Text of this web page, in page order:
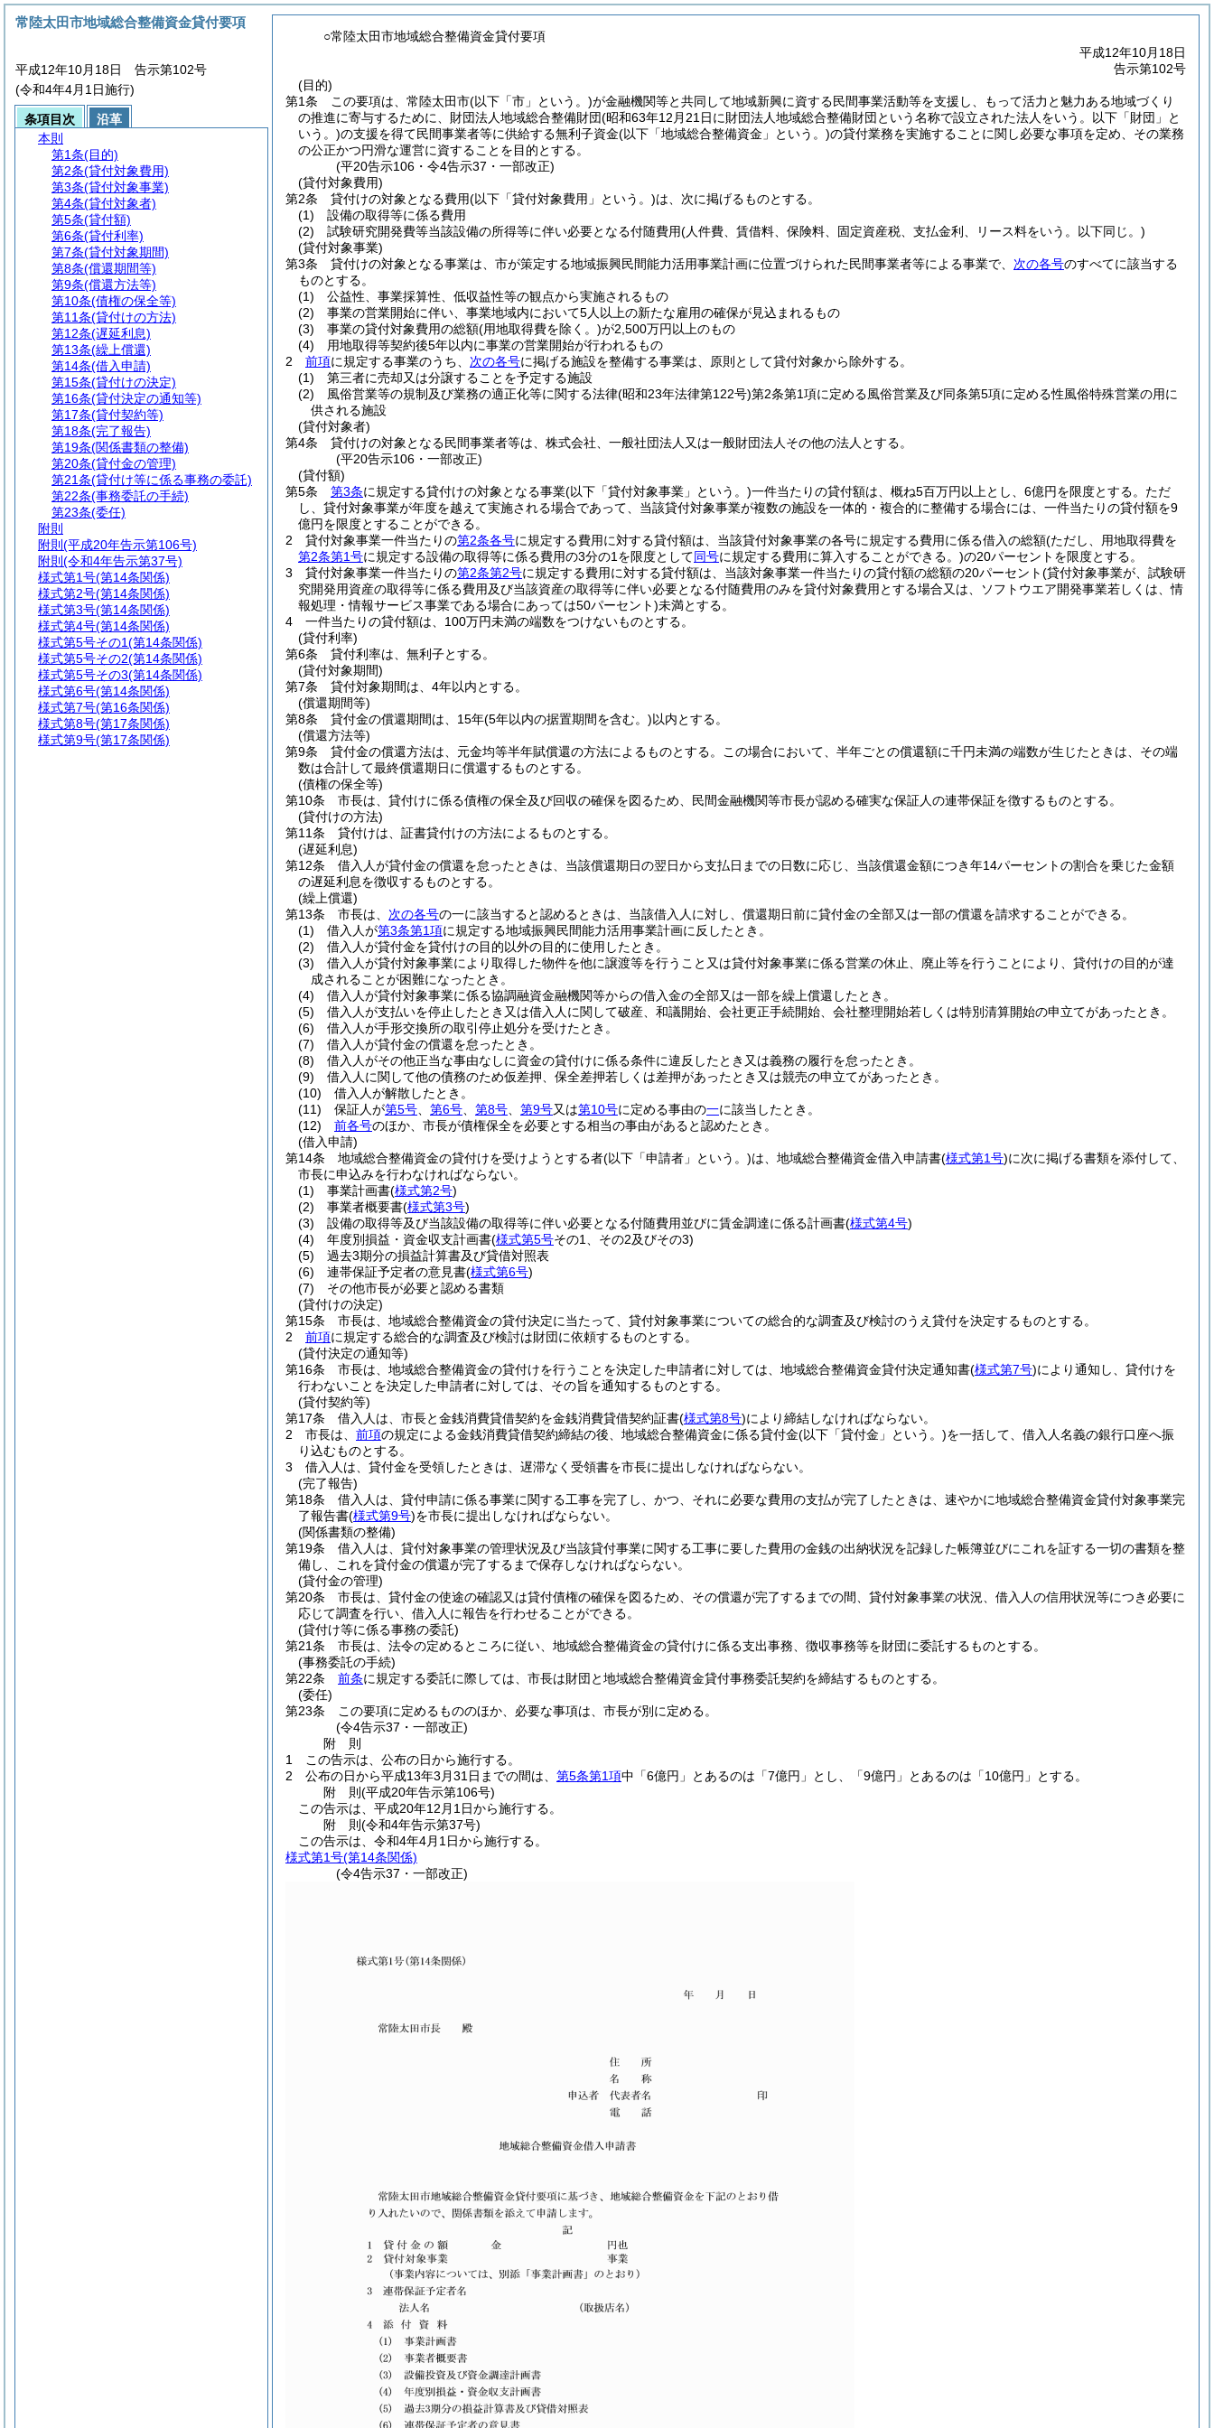
○常陸太田市地域総合整備資金貸付要項
平成12年10月18日
告示第102号
(目的)
第1条
この要項は、常陸太田市(以下「市」という。)が金融機関等と共同して地域新興に資する民間事業活動等を支援し、もって活力と魅力ある地域づくり
の推進に寄与するために、財団法人地域総合整備財団(昭和63年12月21日に財団法人地域総合整備財団という名称で設立された法人をいう。以下「財団」と
いう。)の支援を得て民間事業者等に供給する無利子資金(以下「地域総合整備資金」という。)の貸付業務を実施することに関し必要な事項を定め、その業務
の公正かつ円滑な運営に資することを目的とする。
(平20告示106・令4告示37・一部改正)
(貸付対象費用)
第2条
貸付けの対象となる費用(以下「貸付対象費用」という。)は、次に掲げるものとする。
(1)
設備の取得等に係る費用
(2)
試験研究開発費等当該設備の所得等に伴い必要となる付随費用(人件費、賃借料、保険料、固定資産税、支払金利、リース料をいう。以下同じ。)
(貸付対象事業)
第3条
貸付けの対象となる事業は、市が策定する地域振興民間能力活用事業計画に位置づけられた民間事業者等による事業で、 次の各号のすべてに該当する
ものとする。
(1)
公益性、事業採算性、低収益性等の観点から実施されるもの
(2)
事業の営業開始に伴い、事業地域内において5人以上の新たな雇用の確保が見込まれるもの
(3)
事業の貸付対象費用の総額(用地取得費を除く。)が2,500万円以上のもの
(4)
用地取得等契約後5年以内に事業の営業開始が行われるもの
2
前項に規定する事業のうち、 次の各号に掲げる施設を整備する事業は、原則として貸付対象から除外する。
(1)
第三者に売却又は分譲することを予定する施設
(2)
風俗営業等の規制及び業務の適正化等に関する法律(昭和23年法律第122号)第2条第1項に定める風俗営業及び同条第5項に定める性風俗特殊営業の用に
供される施設
(貸付対象者)
第4条
貸付けの対象となる民間事業者等は、株式会社、一般社団法人又は一般財団法人その他の法人とする。
(平20告示106・一部改正)
(貸付額)
第5条
第3条に規定する貸付けの対象となる事業(以下「貸付対象事業」という。)一件当たりの貸付額は、概ね5百万円以上とし、6億円を限度とする。 ただ
し、貸付対象事業が年度を越えて実施される場合であって、当該貸付対象事業が複数の施設を一体的・複合的に整備する場合には、一件当たりの貸付額を9
億円を限度とすることができる。
2
貸付対象事業一件当たりの第2条各号に規定する費用に対する貸付額は、当該貸付対象事業の各号に規定する費用に係る借入の総額(ただし、用地取得費を
第2条第1号に規定する設備の取得等に係る費用の3分の1を限度として同号に規定する費用に算入することができる。)の20パーセントを限度とする。
3
貸付対象事業一件当たりの第2条第2号に規定する費用に対する貸付額は、当該対象事業一件当たりの貸付額の総額の20パーセント(貸付対象事業が、試験研
究開発用資産の取得等に係る費用及び当該資産の取得等に伴い必要となる付随費用のみを貸付対象費用とする場合又は、ソフトウエア開発事業若しくは、情
報処理・情報サービス事業である場合にあっては50パーセント)未満とする。
4
一件当たりの貸付額は、100万円未満の端数をつけないものとする。
(貸付利率)
第6条
貸付利率は、無利子とする。
(貸付対象期間)
第7条
貸付対象期間は、4年以内とする。
(償還期間等)
第8条
貸付金の償還期間は、15年(5年以内の据置期間を含む。)以内とする。
(償還方法等)
第9条
貸付金の償還方法は、元金均等半年賦償還の方法によるものとする。
この場合において、半年ごとの償還額に千円未満の端数が生じたときは、その端
数は合計して最終償還期日に償還するものとする。
(債権の保全等)
第10条
市長は、貸付けに係る債権の保全及び回収の確保を図るため、民間金融機関等市長が認める確実な保証人の連帯保証を徴するものとする。
(貸付けの方法)
第11条
貸付けは、証書貸付けの方法によるものとする。
(遅延利息)
第12条
借入人が貸付金の償還を怠ったときは、当該償還期日の翌日から支払日までの日数に応じ、当該償還金額につき年14パーセントの割合を乗じた金額
の遅延利息を徴収するものとする。
(繰上償還)
第13条
市長は、 次の各号の一に該当すると認めるときは、当該借入人に対し、償還期日前に貸付金の全部又は一部の償還を請求することができる。
(1)
借入人が第3条第1項に規定する地域振興民間能力活用事業計画に反したとき。
(2)
借入人が貸付金を貸付けの目的以外の目的に使用したとき。
(3)
借入人が貸付対象事業により取得した物件を他に譲渡等を行うこと又は貸付対象事業に係る営業の休止、廃止等を行うことにより、貸付けの目的が達
成されることが困難になったとき。
(4)
借入人が貸付対象事業に係る協調融資金融機関等からの借入金の全部又は一部を繰上償還したとき。
(5)
借入人が支払いを停止したとき又は借入人に関して破産、和議開始、会社更正手続開始、会社整理開始若しくは特別清算開始の申立てがあったとき。
(6)
借入人が手形交換所の取引停止処分を受けたとき。
(7)
借入人が貸付金の償還を怠ったとき。
(8)
借入人がその他正当な事由なしに資金の貸付けに係る条件に違反したとき又は義務の履行を怠ったとき。
(9)
借入人に関して他の債務のため仮差押、保全差押若しくは差押があったとき又は競売の申立てがあったとき。
(10)
借入人が解散したとき。
(11)
保証人が第5号 第6号 第8号 第9号又は第10号に定める事由の一に該当したとき。
(12)
前各号のほか、市長が債権保全を必要とする相当の事由があると認めたとき。
(借入申請)
第14条
地域総合整備資金の貸付けを受けようとする者(以下「申請者」という。)は、地域総合整備資金借入申請書(様式第1号)に次に掲げる書類を添付して、
市長に申込みを行わなければならない。
(1)
事業計画書(様式第2号)
(2)
事業者概要書(様式第3号)
(3)
設備の取得等及び当該設備の取得等に伴い必要となる付随費用並びに賃金調達に係る計画書(様式第4号)
(4)
年度別損益・資金収支計画書(様式第5号その1、その2及びその3)
(5)
過去3期分の損益計算書及び貸借対照表
(6)
連帯保証予定者の意見書(様式第6号)
(7)
その他市長が必要と認める書類
(貸付けの決定)
第15条
市長は、地域総合整備資金の貸付決定に当たって、貸付対象事業についての総合的な調査及び検討のうえ貸付を決定するものとする。
2
前項に規定する総合的な調査及び検討は財団に依頼するものとする。
(貸付決定の通知等)
第16条
市長は、地域総合整備資金の貸付けを行うことを決定した申請者に対しては、地域総合整備資金貸付決定通知書(様式第7号)により通知し、貸付けを
行わないことを決定した申請者に対しては、その旨を通知するものとする。
(貸付契約等)
第17条
借入人は、市長と金銭消費貸借契約を金銭消費貸借契約証書(様式第8号)により締結しなければならない。
2
市長は、 前項の規定による金銭消費貸借契約締結の後、地域総合整備資金に係る貸付金(以下「貸付金」という。)を一括して、借入人名義の銀行口座へ振
り込むものとする。
3
借入人は、貸付金を受領したときは、遅滞なく受領書を市長に提出しなければならない。
(完了報告)
第18条
借入人は、貸付申請に係る事業に関する工事を完了し、かつ、それに必要な費用の支払が完了したときは、速やかに地域総合整備資金貸付対象事業完
了報告書(様式第9号)を市長に提出しなければならない。
(関係書類の整備)
第19条
借入人は、貸付対象事業の管理状況及び当該貸付事業に関する工事に要した費用の金銭の出納状況を記録した帳簿並びにこれを証する一切の書類を整
備し、これを貸付金の償還が完了するまで保存しなければならない。
(貸付金の管理)
第20条
市長は、貸付金の使途の確認又は貸付債権の確保を図るため、その償還が完了するまでの間、貸付対象事業の状況、借入人の信用状況等につき必要に
応じて調査を行い、借入人に報告を行わせることができる。
(貸付け等に係る事務の委託)
第21条
市長は、法令の定めるところに従い、地域総合整備資金の貸付けに係る支出事務、徴収事務等を財団に委託するものとする。
(事務委託の手続)
第22条
前条に規定する委託に際しては、市長は財団と地域総合整備資金貸付事務委託契約を締結するものとする。
(委任)
第23条
この要項に定めるもののほか、必要な事項は、市長が別に定める。
(令4告示37・一部改正)
附 則
1
この告示は、公布の日から施行する。
2
公布の日から平成13年3月31日までの間は、 第5条第1項中「6億円」とあるのは「7億円」とし、「9億円」とあるのは「10億円」とする。
附 則(平成20年告示第106号)
この告示は、平成20年12月1日から施行する。
附 則(令和4年告示第37号)
この告示は、令和4年4月1日から施行する。
様式第1号(第14条関係)
(令4告示37・一部改正)
常陸太田市地域総合整備資金貸付要項
平成12年10月18日 告示第102号
(令和4年4月1日施行)
条項目次
沿革
本則
第1条(目的)
第2条(貸付対象費用)
第3条(貸付対象事業)
第4条(貸付対象者)
第5条(貸付額)
第6条(貸付利率)
第7条(貸付対象期間)
第8条(償還期間等)
第9条(償還方法等)
第10条(債権の保全等)
第11条(貸付けの方法)
第12条(遅延利息)
第13条(繰上償還)
第14条(借入申請)
第15条(貸付けの決定)
第16条(貸付決定の通知等)
第17条(貸付契約等)
第18条(完了報告)
第19条(関係書類の整備)
第20条(貸付金の管理)
第21条(貸付け等に係る事務の委託)
第22条(事務委託の手続)
第23条(委任)
附則
附則 (平成20年告示第106号)
附則 (令和4年告示第37号)
様式第1号(第14条関係)
様式第2号(第14条関係)
様式第3号(第14条関係)
様式第4号(第14条関係)
様式第5号その1(第14条関係)
様式第5号その2(第14条関係)
様式第5号その3(第14条関係)
様式第6号(第14条関係)
様式第7号(第16条関係)
様式第8号(第17条関係)
様式第9号(第17条関係)